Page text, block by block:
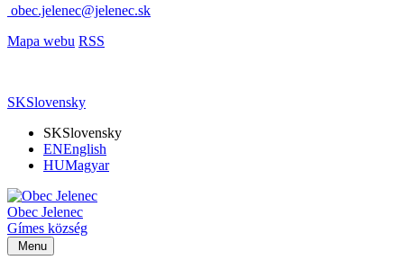
obec.jelenec@jelenec.sk
Mapa webu RSS
SKSlovensky
SKSlovensky
ENEnglish
HUMagyar
Obec Jelenec
Gímes község
Menu